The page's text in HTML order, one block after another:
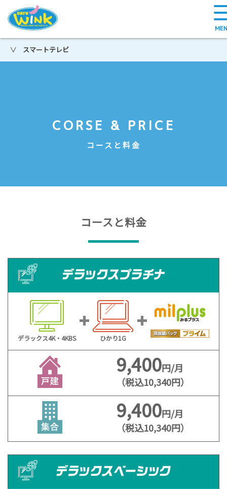
スマートテレビ
＞
CORSE & PRICE
コースと料金
コースと料金
デラックス4K・4KBS ひかり1G
9,400円/月
（税込10,340円）
9,400円/月
（税込10,340円）